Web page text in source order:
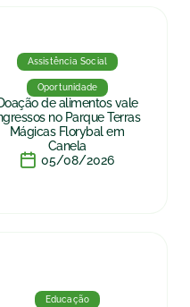
Assistência Social
Oportunidade
de alimentos vale
no Parque Terras
Mágicas Florybal em
Canela
05/08/2026
Educação